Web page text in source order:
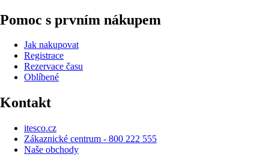
Pomoc s prvním nákupem
Jak nakupovat
Registrace
Rezervace času
Oblíbené
Kontakt
itesco.cz
Zákaznické centrum - 800 222 555
Naše obchody